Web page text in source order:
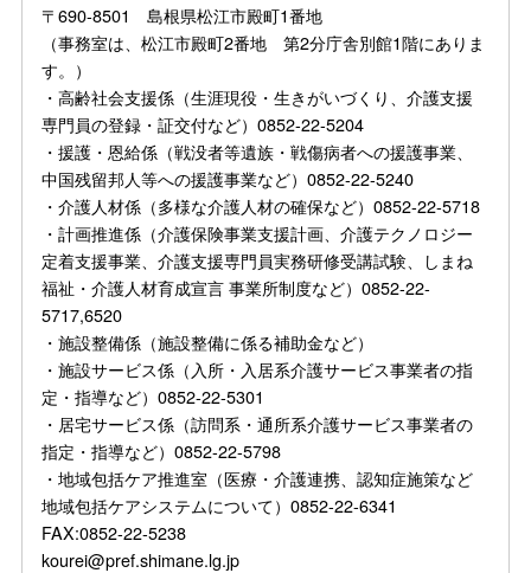
〒690-8501 島根県松江市殿町1番地
（事務室は、松江市殿町2番地 第2分庁舎別館1階にありま
す。）
・高齢社会支援係（生涯現役・生きがいづくり、介護支援
専門員の登録・証交付など）0852-22-5204
・援護・恩給係（戦没者等遺族・戦傷病者への援護事業、
中国残留邦人等への援護事業など）0852-22-5240
・介護人材係（多様な介護人材の確保など）0852-22-5718
・計画推進係（介護保険事業支援計画、介護テクノロジー
定着支援事業、介護支援専門員実務研修受講試験、しまね
福祉・介護人材育成宣言 事業所制度など）0852-22-
5717,6520
・施設整備係（施設整備に係る補助金など）
・施設サービス係（入所・入居系介護サービス事業者の指
定・指導など）0852-22-5301
・居宅サービス係（訪問系・通所系介護サービス事業者の
指定・指導など）0852-22-5798
・地域包括ケア推進室（医療・介護連携、認知症施策など
地域包括ケアシステムについて）0852-22-6341
FAX:0852-22-5238
kourei@pref.shimane.lg.jp